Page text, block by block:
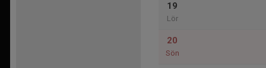
19
Lör
20
Sön